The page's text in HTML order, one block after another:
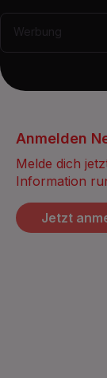
Werbung
Anmelden
Melde dich
Information
Jetzt